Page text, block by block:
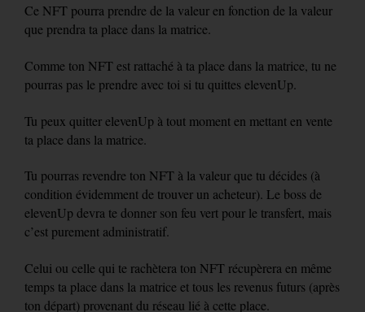
Ce NFT pourra prendre de la valeur en fonction de la valeur
que prendra ta place dans la matrice.
Comme ton NFT est rattaché à ta place dans la matrice, tu ne
pourras pas le prendre avec toi si tu quittes elevenUp.
Tu peux quitter elevenUp à tout moment en mettant en vente
ta place dans la matrice.
Tu pourras revendre ton NFT à la valeur que tu décides (à
condition évidemment de trouver un acheteur). Le boss de
elevenUp devra te donner son feu vert pour le transfert, mais
c’est purement administratif.
Celui ou celle qui te rachètera ton NFT récupèrera en même
temps ta place dans la matrice et tous les revenus futurs (après
ton départ) provenant du réseau lié à cette place.